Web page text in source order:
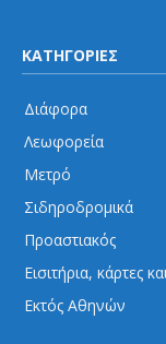
ΚΑΤΗΓΟΡΙΕΣ
Διάφορα
Λεωφορεία
Μετρό
Σιδηροδρομικά
Προαστιακός
Εισιτήρια, κάρτες
Εκτός Αθηνών